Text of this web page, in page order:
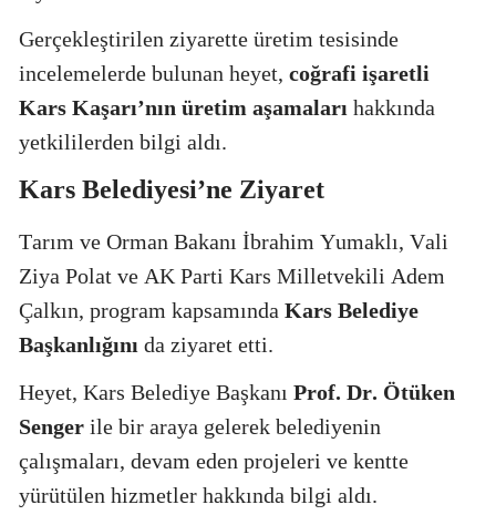
Gerçekleştirilen ziyarette üretim tesisinde
incelemelerde bulunan heyet, coğrafi işaretli
Kars Kaşarı’nın üretim aşamaları hakkında
yetkililerden bilgi aldı.
Kars Belediyesi’ne Ziyaret
Tarım ve Orman Bakanı İbrahim Yumaklı, Vali
Ziya Polat ve AK Parti Kars Milletvekili Adem
Çalkın, program kapsamında Kars Belediye
Başkanlığını da ziyaret etti.
Heyet, Kars Belediye Başkanı Prof. Dr. Ötüken
Senger ile bir araya gelerek belediyenin
çalışmaları, devam eden projeleri ve kentte
yürütülen hizmetler hakkında bilgi aldı.